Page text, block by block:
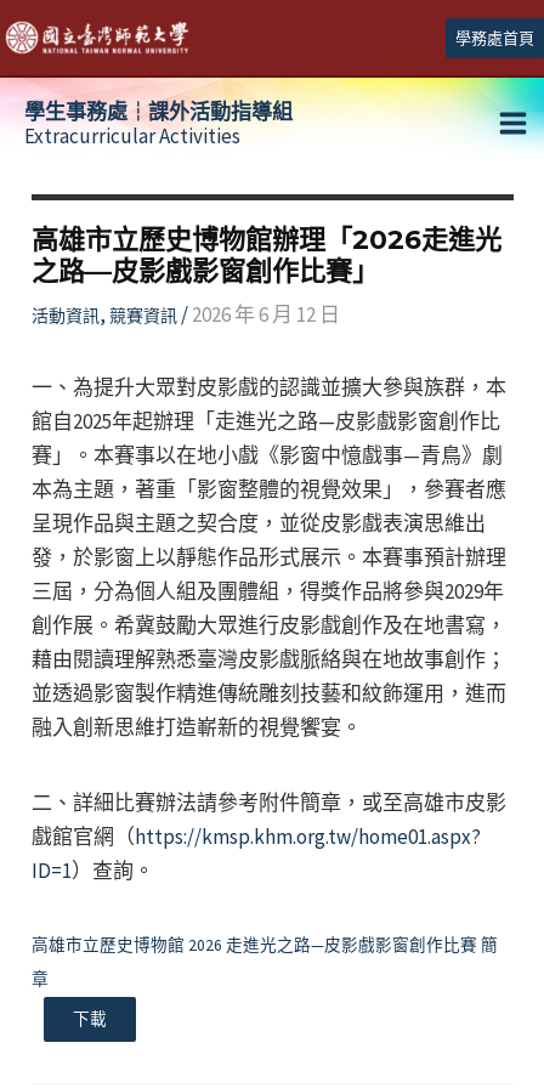
跳
至
主
學務處首頁
學生事務處┆課外活動指導組
Extracurricular Activities
高雄市立歷史博物館辦理「2026走進光
之路—皮影戲影窗創作比賽」
活動資訊, 競賽資訊/2026 年 6 月 12 日
一、為提升大眾對皮影戲的認識並擴大參與族群，本
館自2025年起辦理「走進光之路—皮影戲影窗創作比
賽」。本賽事以在地小戲《影窗中憶戲事—青鳥》劇
本為主題，著重「影窗整體的視覺效果」，參賽者應
呈現作品與主題之契合度，並從皮影戲表演思維出
發，於影窗上以靜態作品形式展示。本賽事預計辦理
三屆，分為個人組及團體組，得獎作品將參與2029年
創作展。希冀鼓勵大眾進行皮影戲創作及在地書寫，
藉由閱讀理解熟悉臺灣皮影戲脈絡與在地故事創作；
並透過影窗製作精進傳統雕刻技藝和紋飾運用，進而
融入創新思維打造嶄新的視覺饗宴。
二、詳細比賽辦法請參考附件簡章，或至高雄市皮影
戲館官網（https://kmsp.khm.org.tw/home01.aspx?
ID=1）查詢。
高雄市立歷史博物館 2026 走進光之路—皮影戲影窗創作比賽 簡
章
下載